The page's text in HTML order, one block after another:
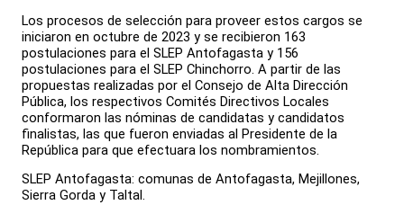
Los procesos de selección para proveer estos cargos se
iniciaron en octubre de 2023 y se recibieron 163
postulaciones para el SLEP Antofagasta y 156
postulaciones para el SLEP Chinchorro. A partir de las
propuestas realizadas por el Consejo de Alta Dirección
Pública, los respectivos Comités Directivos Locales
conformaron las nóminas de candidatas y candidatos
finalistas, las que fueron enviadas al Presidente de la
República para que efectuara los nombramientos.
SLEP Antofagasta: comunas de Antofagasta, Mejillones,
Sierra Gorda y Taltal.